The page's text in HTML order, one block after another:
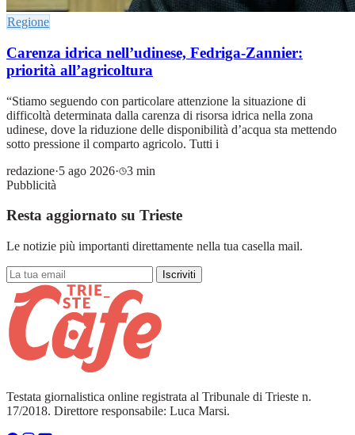
Regione
Carenza idrica nell’udinese, Fedriga-Zannier:
priorità all’agricoltura
“Stiamo seguendo con particolare attenzione la situazione di
difficoltà determinata dalla carenza di risorsa idrica nella zona
udinese, dove la riduzione delle disponibilità d’acqua sta mettendo
sotto pressione il comparto agricolo. Tutti i
redazione·5 ago 2026·
3 min
Pubblicità
Resta aggiornato su Trieste
Le notizie più importanti direttamente nella tua casella mail.
Iscriviti
Testata giornalistica online registrata al Tribunale di Trieste n.
17/2018. Direttore responsabile: Luca Marsi.